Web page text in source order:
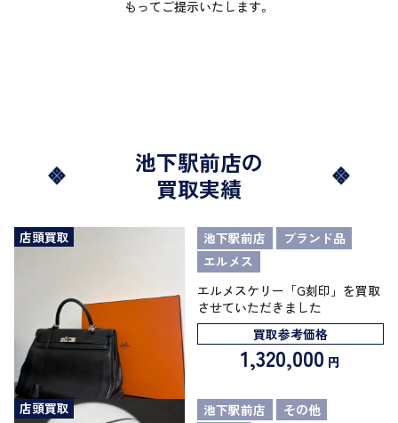
もってご提示いたします。
池下駅前店の
買取実績
店頭買取 池下駅前店
ブランド品
エルメス
エルメスケリー「G刻印」を買取
させていただきました
買取参考価格
1,320,000 円
店頭買取 池下駅前店
その他